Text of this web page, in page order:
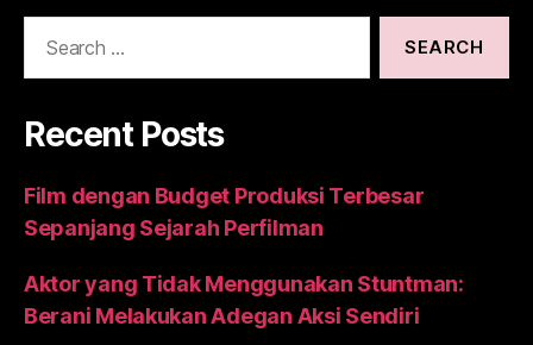
Recent Posts
Film dengan Budget Produksi Terbesar
Sepanjang Sejarah Perfilman
Aktor yang Tidak Menggunakan Stuntman:
Berani Melakukan Adegan Aksi Sendiri